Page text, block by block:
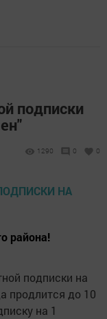
подписки
1290 0 0
района!
подписки на
продлится до 10
на 1